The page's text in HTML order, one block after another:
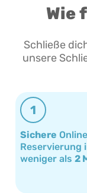
Wie
Schließe
unsere
1
Sichere
Reservierung
weniger als 2